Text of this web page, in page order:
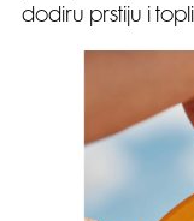
dodiru prstiju i